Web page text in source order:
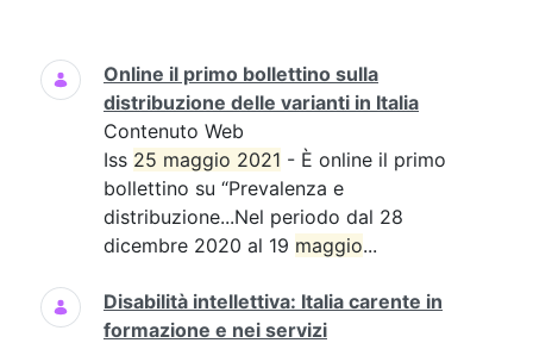
Ricerca
Online il primo bollettino sulla
distribuzione delle varianti in Italia
Contenuto Web
Iss 25 maggio 2021 - È online il primo
bollettino su “Prevalenza e
distribuzione...Nel periodo dal 28
dicembre 2020 al 19 maggio...
Disabilità intellettiva: Italia carente in
formazione e nei servizi